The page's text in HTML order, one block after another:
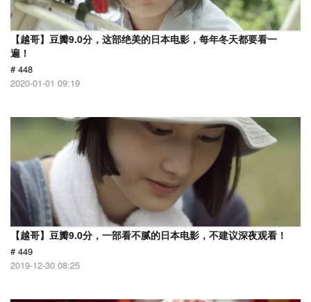
【越哥】豆瓣9.0分，这部绝美的日本电影，每年冬天都要看一
遍！
# 448
2020-01-01 09:19
【越哥】豆瓣9.0分，一部看不腻的日本电影，不建议深夜观看！
# 449
2019-12-30 08:25